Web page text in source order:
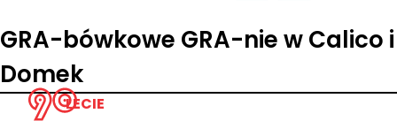
LECIE
GRA-bówkowe GRA-nie w Calico i
Domek